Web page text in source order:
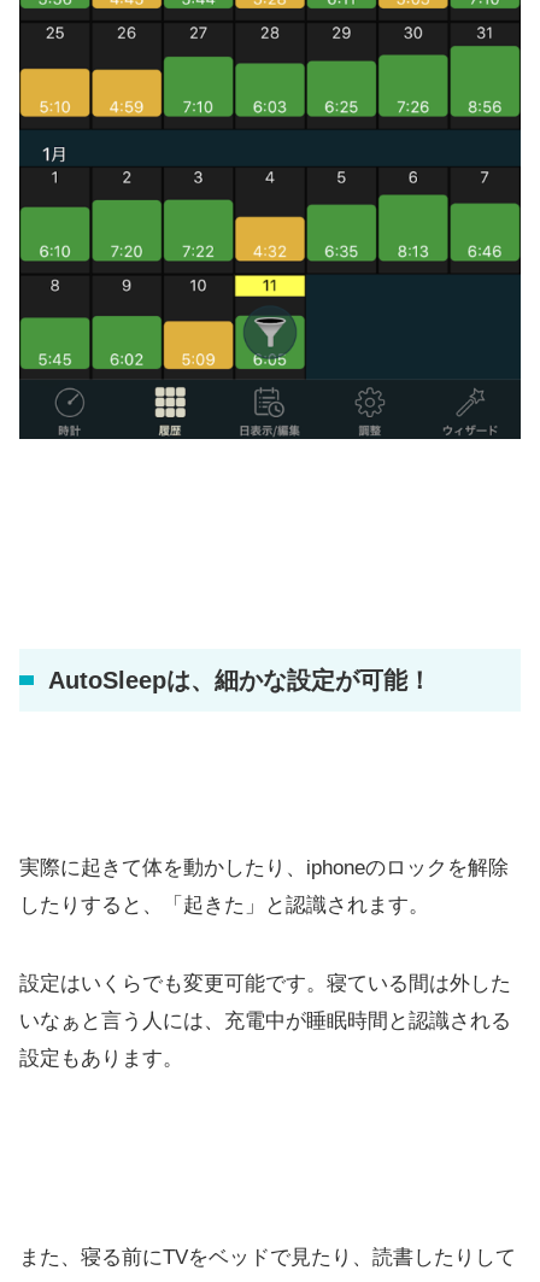
AutoSleepは、細かな設定が可能！
実際に起きて体を動かしたり、iphoneのロックを解除
したりすると、「起きた」と認識されます。
設定はいくらでも変更可能です。寝ている間は外した
いなぁと言う人には、充電中が睡眠時間と認識される
設定もあります。
また、寝る前にTVをベッドで見たり、読書したりして